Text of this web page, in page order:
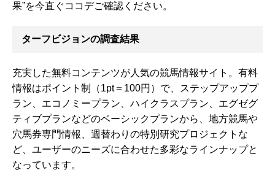
果”を今直ぐココデご確認ください。
ターフビジョンの調査結果
充実した無料コンテンツが人気の競馬情報サイト。有料
情報はポイント制（1pt＝100円）で、ステップアッププ
ラン、エコノミープラン、ハイクラスプラン、エグゼグ
ティブプランなどのベーシックプランから、地方競馬や
穴馬券専門情報、週替わりの特別研究プロジェクトな
ど、ユーザーのニーズに合わせた多彩なラインナップと
なっています。